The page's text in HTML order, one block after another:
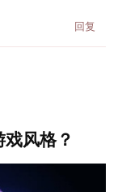
回复
风格？